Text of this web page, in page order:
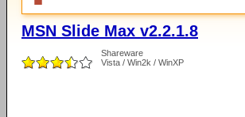
MSN Slide Max v2.2.1.8
Shareware
Vista / Win2k / WinXP